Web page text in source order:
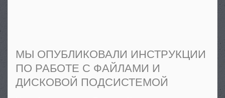
МЫ ОПУБЛИКОВАЛИ ИНСТРУКЦИИ
ПО РАБОТЕ С ФАЙЛАМИ И
ДИСКОВОЙ ПОДСИСТЕМОЙ